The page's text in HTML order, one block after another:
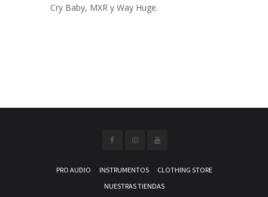
Cry Baby, MXR y Way Huge.
PRO AUDIO INSTRUMENTOS
CLOTHING STORE
NUESTRAS TIENDAS